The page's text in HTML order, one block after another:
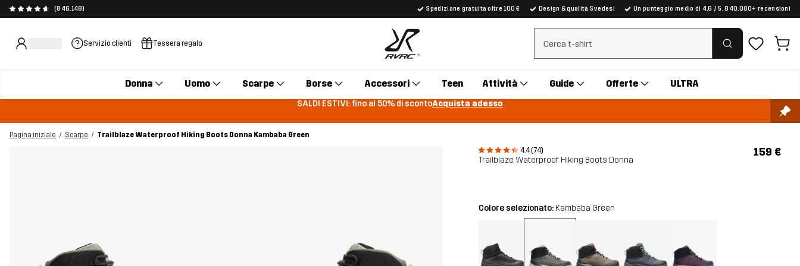
(846.148) Spedizione gratuita oltre 100 € Design & qualità Svedesi Un punteggio medio di 4,6 / 5, 840.000+ recensioni
Servizio clienti Tessera regalo Cancella ricerca
Donna Uomo Scarpe Borse Accessori Teen Attività Guide Offerte ULTRA
SALDI ESTIVI: fino al 50% di scontoAcquista adesso
Pagina iniziale Scarpe
Trailblaze Waterproof Hiking Boots Donna Kambaba Green
4.4 (74)
Trailblaze Waterproof Hiking Boots Donna
159 €
Colore selezionato: Kambaba Green